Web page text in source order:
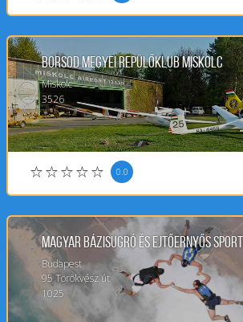
Borsod Megyei Repülőklub Miskolc
Miskolc
3526
0.0
Magyar Bázisugró és Ejtőernyős
Budapest
95Törökvész út
1025